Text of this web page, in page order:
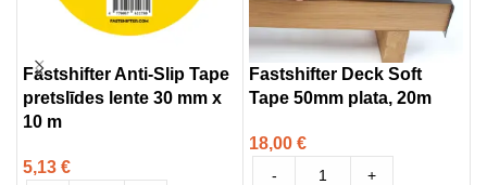
Fastshifter Anti-Slip Tape
pretslīdes lente 30 mm x
10 m
5,13 €
Fastshifter Deck Soft
Tape 50mm plata, 20m
18,00 €
- +